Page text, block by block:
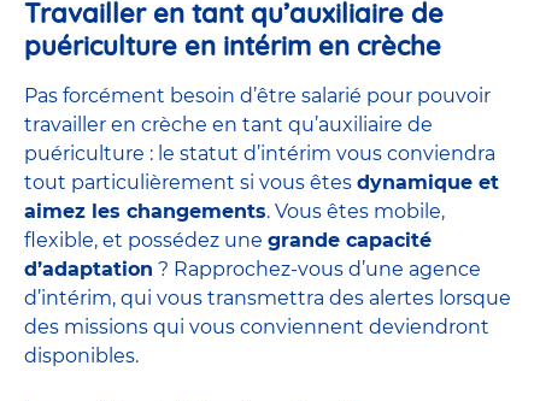
Travailler en tant qu’auxiliaire de
puériculture en intérim en crèche
Pas forcément besoin d’être salarié pour pouvoir
travailler en crèche en tant qu’auxiliaire de
puériculture : le statut d’intérim vous conviendra
tout particulièrement si vous êtes dynamique et
aimez les changements. Vous êtes mobile,
flexible, et possédez une grande capacité
d’adaptation ? Rapprochez-vous d’une agence
d’intérim, qui vous transmettra des alertes lorsque
des missions qui vous conviennent deviendront
disponibles.